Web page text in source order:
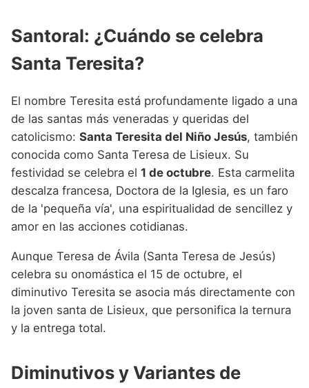
Santoral: ¿Cuándo se celebra
Santa Teresita?
El nombre Teresita está profundamente ligado a una
de las santas más veneradas y queridas del
catolicismo: Santa Teresita del Niño Jesús, también
conocida como Santa Teresa de Lisieux. Su
festividad se celebra el 1 de octubre. Esta carmelita
descalza francesa, Doctora de la Iglesia, es un faro
de la 'pequeña vía', una espiritualidad de sencillez y
amor en las acciones cotidianas.
Aunque Teresa de Ávila (Santa Teresa de Jesús)
celebra su onomástica el 15 de octubre, el
diminutivo Teresita se asocia más directamente con
la joven santa de Lisieux, que personifica la ternura
y la entrega total.
Diminutivos y Variantes de